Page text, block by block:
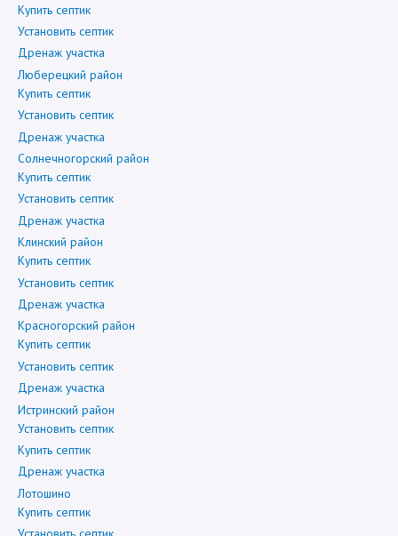
Купить септик
Установить септик
Дренаж участка
Люберецкий район
Купить септик
Установить септик
Дренаж участка
Солнечногорский район
Купить септик
Установить септик
Дренаж участка
Клинский район
Купить септик
Установить септик
Дренаж участка
Красногорский район
Купить септик
Установить септик
Дренаж участка
Истринский район
Установить септик
Купить септик
Дренаж участка
Лотошино
Купить септик